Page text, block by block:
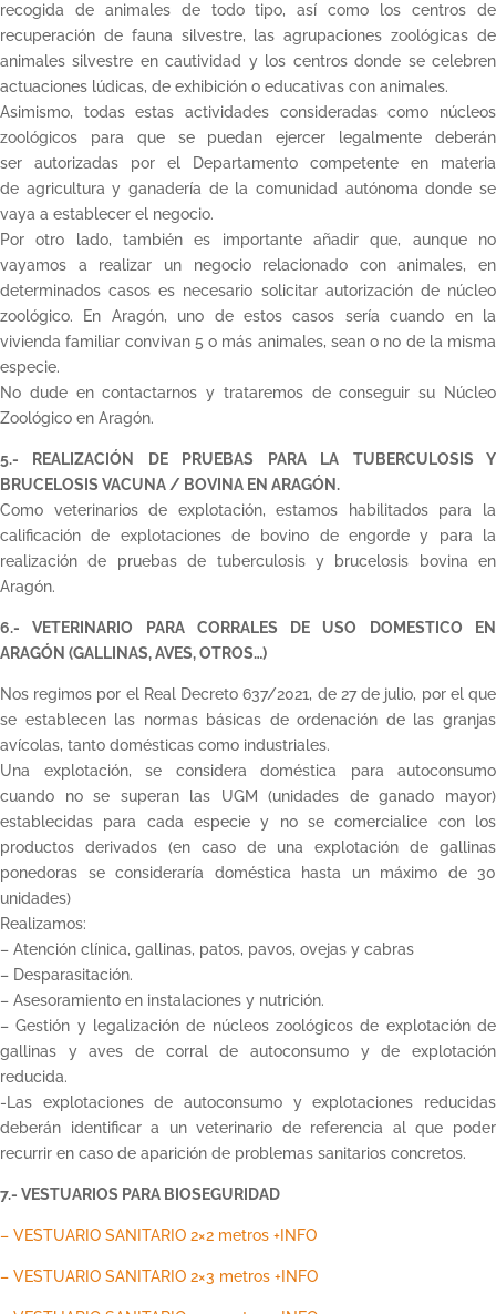
recogida de animales de todo tipo, así como los centros de
recuperación de fauna silvestre, las agrupaciones zoológicas de
animales silvestre en cautividad y los centros donde se celebren
actuaciones lúdicas, de exhibición o educativas con animales.
Asimismo, todas estas actividades consideradas como núcleos
zoológicos para que se puedan ejercer legalmente deberán
ser autorizadas por el Departamento competente en materia
de agricultura y ganadería de la comunidad autónoma donde se
vaya a establecer el negocio.
Por otro lado, también es importante añadir que, aunque no
vayamos a realizar un negocio relacionado con animales, en
determinados casos es necesario solicitar autorización de núcleo
zoológico. En Aragón, uno de estos casos sería cuando en la
vivienda familiar convivan 5 o más animales, sean o no de la misma
especie.
No dude en contactarnos y trataremos de conseguir su Núcleo
Zoológico en Aragón.
5.- REALIZACIÓN DE PRUEBAS PARA LA TUBERCULOSIS Y
BRUCELOSIS VACUNA / BOVINA EN ARAGÓN.
Como veterinarios de explotación, estamos habilitados para la
calificación de explotaciones de bovino de engorde y para la
realización de pruebas de tuberculosis y brucelosis bovina en
Aragón.
6.- VETERINARIO PARA CORRALES DE USO DOMESTICO EN
ARAGÓN (GALLINAS, AVES, OTROS…)
Nos regimos por el Real Decreto 637/2021, de 27 de julio, por el que
se establecen las normas básicas de ordenación de las granjas
avícolas, tanto domésticas como industriales.
Una explotación, se considera doméstica para autoconsumo
cuando no se superan las UGM (unidades de ganado mayor)
establecidas para cada especie y no se comercialice con los
productos derivados (en caso de una explotación de gallinas
ponedoras se consideraría doméstica hasta un máximo de 30
unidades)
Realizamos:
– Atención clínica, gallinas, patos, pavos, ovejas y cabras
– Desparasitación.
– Asesoramiento en instalaciones y nutrición.
– Gestión y legalización de núcleos zoológicos de explotación de
gallinas y aves de corral de autoconsumo y de explotación
reducida.
-Las explotaciones de autoconsumo y explotaciones reducidas
deberán identificar a un veterinario de referencia al que poder
recurrir en caso de aparición de problemas sanitarios concretos.
7.- VESTUARIOS PARA BIOSEGURIDAD
– VESTUARIO SANITARIO 2×2 metros +INFO
– VESTUARIO SANITARIO 2×3 metros +INFO